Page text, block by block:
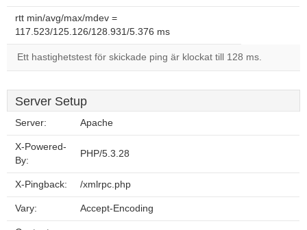
rtt min/avg/max/mdev =
117.523/125.126/128.931/5.376 ms
Ett hastighetstest för skickade ping är klockat till 128 ms.
Server Setup
Server: Apache
X-Powered-
By:
PHP/5.3.28
X-Pingback: /xmlrpc.php
Vary: Accept-Encoding